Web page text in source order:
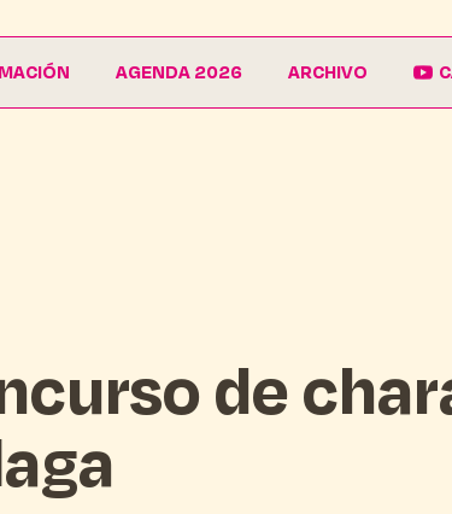
AGENDA 2026 ARCHIVO
de